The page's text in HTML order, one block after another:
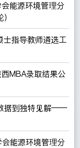
能源环境管理分
士指导教师遴选工
MBA录取结果公
据到独特见解——
能源环境管理分